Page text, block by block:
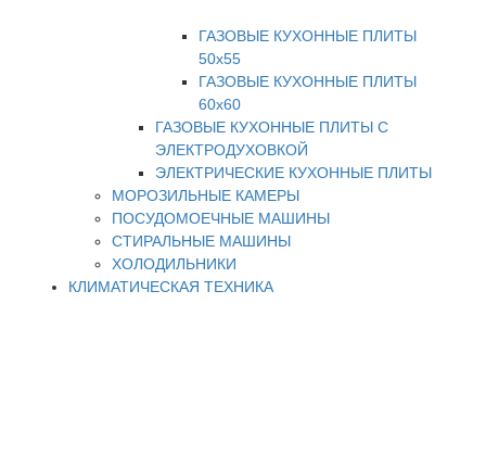
ГАЗОВЫЕ КУХОННЫЕ ПЛИТЫ
50х55
ГАЗОВЫЕ КУХОННЫЕ ПЛИТЫ
60х60
ГАЗОВЫЕ КУХОННЫЕ ПЛИТЫ С
ЭЛЕКТРОДУХОВКОЙ
ЭЛЕКТРИЧЕСКИЕ КУХОННЫЕ ПЛИТЫ
МОРОЗИЛЬНЫЕ КАМЕРЫ
ПОСУДОМОЕЧНЫЕ МАШИНЫ
СТИРАЛЬНЫЕ МАШИНЫ
ХОЛОДИЛЬНИКИ
КЛИМАТИЧЕСКАЯ ТЕХНИКА